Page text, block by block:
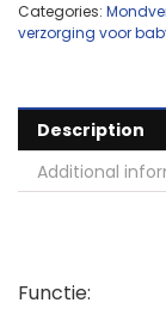
Categories:
verzorging voor
Description
Additional
Functie: